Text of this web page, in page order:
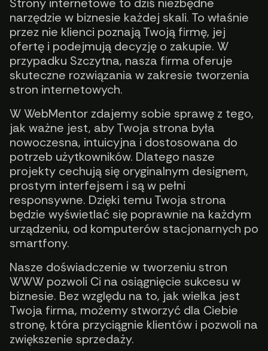
narzędzie w biznesie każdej skali. To właśnie
przez nie klienci poznają Twoją firmę, jej
ofertę i podejmują decyzję o zakupie. W
przypadku Szczytna, nasza firma oferuje
skuteczne rozwiązania w zakresie tworzenia
stron internetowych.
W WebMentor zdajemy sobie sprawę z tego,
jak ważne jest, aby Twoja strona była
nowoczesna, intuicyjna i dostosowana do
potrzeb użytkowników. Dlatego nasze
projekty cechują się oryginalnym designem,
prostym interfejsem i są w pełni
responsywne. Dzięki temu Twoja strona
będzie wyświetlać się poprawnie na każdym
urządzeniu, od komputerów stacjonarnych po
smartfony.
Nasze doświadczenie w tworzeniu stron
WWW pozwoli Ci na osiągnięcie sukcesu w
biznesie. Bez względu na to, jak wielka jest
Twoja firma, możemy stworzyć dla Ciebie
stronę, która przyciągnie klientów i pozwoli na
zwiększenie sprzedaży.